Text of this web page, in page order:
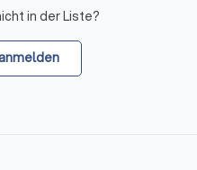
in der Liste?